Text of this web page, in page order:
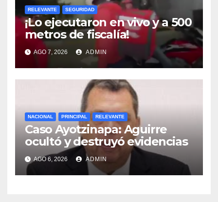
RELEVANTE SEGURIDAD
¡Lo ejecutaron en vivo y a 500
metros de fiscalía!
AGO 7, 2026 ADMIN
NACIONAL PRINCIPAL RELEVANTE
Caso Ayotzinapa: Aguirre
ocultó y destruyó evidencias
AGO 6, 2026 ADMIN